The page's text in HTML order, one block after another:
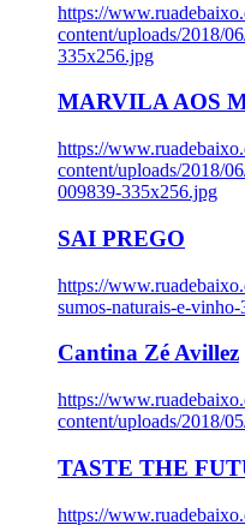
https://
content/uploads/2018/
335x256.jpg
MARVILA AOS
https://
content/uploads/2018/
009839-335x256.jpg
SAI PREGO
https://
sumos-naturais-e-
Cantina Zé Avillez
https://
content/uploads/2018/
TASTE THE
https://